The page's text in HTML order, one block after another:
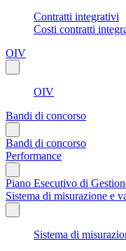
Contratti integrativi
Costi contratti
OIV
OIV
Bandi di concorso
Bandi di concorso
Performance
Piano Esecutivo di
Sistema di misurazione e
Sistema di